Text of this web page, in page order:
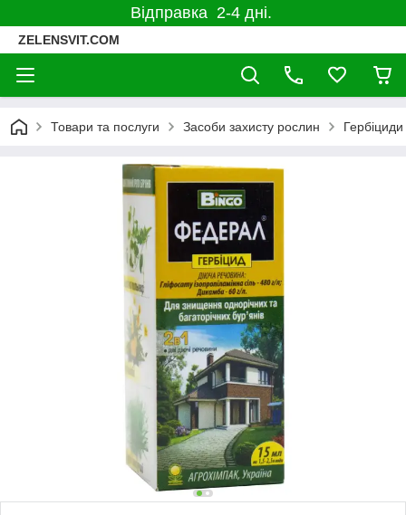
Відправка 2-4 дні.
ZELENSVIT.COM
Товари та послуги Засоби захисту рослин Гербіциди